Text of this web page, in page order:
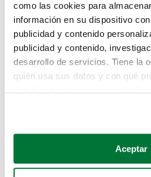
como las cookies para
información en su dispositivo
publicidad y contenido
publicidad y contenido,
desarrollo de servicios. Tiene la
quién usa sus datos y con qué
Si lo permite, también
Recopilar información sobre
Aceptar
Lo sentimos, no
te hemos traido
Pero puedes encontrar el
buscando en alguno de estos
Coches de segunda mano
Coches de km0